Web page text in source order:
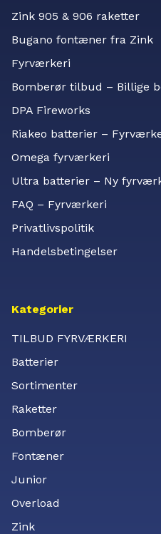
Zink 905 & 906 raketter
Bugano fontæner fra Zink
Fyrværkeri
Bomberør tilbud – Billige
DPA Fireworks
Riakeo batterier –
Omega fyrværkeri
Ultra batterier – Ny
FAQ – Fyrværkeri
Privatlivspolitik
Handelsbetingelser
Kategorier
TILBUD FYRVÆRKERI
Batterier
Sortimenter
Raketter
Bomberør
Fontæner
Junior
Overload
Zink